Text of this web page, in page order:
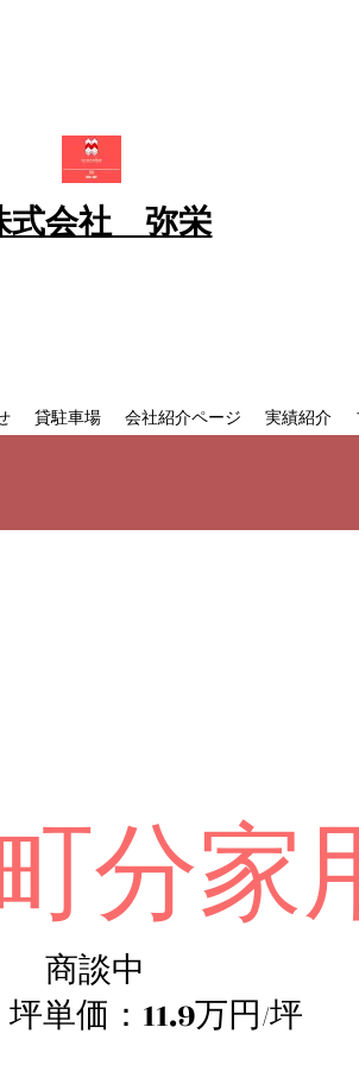
式会社 弥栄
貸駐車場 会社紹介ページ 実績紹介
分家
商談中​
単価：11.9万円/坪